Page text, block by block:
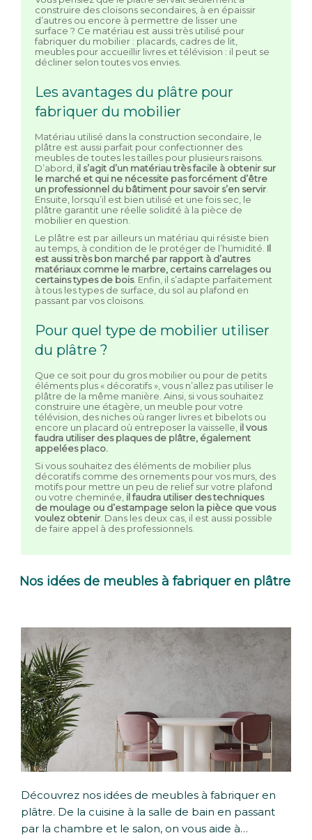
construire des cloisons secondaires, à en épaissir
d’autres ou encore à permettre de lisser une
surface ? Ce matériau est aussi très utilisé pour
fabriquer du mobilier : placards, cadres de lit,
meubles pour accueillir livres et télévision : il peut se
décliner selon toutes vos envies.
Les avantages du plâtre pour
fabriquer du mobilier
Matériau utilisé dans la construction secondaire, le
plâtre est aussi parfait pour confectionner des
meubles de toutes les tailles pour plusieurs raisons.
D’abord, il s’agit d’un matériau très facile à obtenir sur
le marché et qui ne nécessite pas forcément d’être
un professionnel du bâtiment pour savoir s’en servir
Ensuite, lorsqu’il est bien utilisé et une fois sec, le
plâtre garantit une réelle solidité à la pièce de
mobilier en question.
Le plâtre est par ailleurs un matériau qui résiste bien
au temps, à condition de le protéger de l’humidité. Il
est aussi très bon marché par rapport à d’autres
matériaux comme le marbre, certains carrelages ou
certains types de bois. Enfin, il s’adapte parfaitement
à tous les types de surface, du sol au plafond en
passant par vos cloisons.
Pour quel type de mobilier utiliser
du plâtre ?
Que ce soit pour du gros mobilier ou pour de petits
éléments plus « décoratifs », vous n’allez pas utiliser le
plâtre de la même manière. Ainsi, si vous souhaitez
construire une étagère, un meuble pour votre
télévision, des niches où ranger livres et bibelots ou
encore un placard où entreposer la vaisselle, il vous
faudra utiliser des plaques de plâtre, également
appelées placo.
Si vous souhaitez des éléments de mobilier plus
décoratifs comme des ornements pour vos murs, des
motifs pour mettre un peu de relief sur votre plafond
ou votre cheminée, il faudra utiliser des techniques
de moulage ou d’estampage selon la pièce que vous
voulez obtenir . Dans les deux cas, il est aussi possible
de faire appel à des professionnels.
Nos idées de meubles à fabriquer en plâtre
Découvrez nos idées de meubles à fabriquer en
plâtre. De la cuisine à la salle de bain en passant
par la chambre et le salon, on vous aide à…